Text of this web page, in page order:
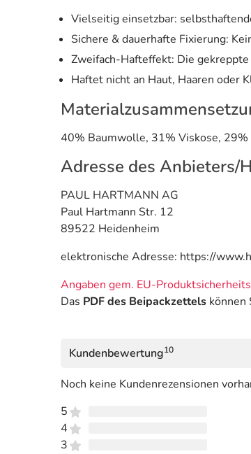
Vielseitig einsetzbar:
Sichere & dauerhafte Fixierung:
Zweifach-Hafteffekt: Die
Haftet nicht an Haut, Haaren oder
40% Baumwolle, 31% Viskose, 29%
Adresse des Anbieters/
PAUL HARTMANN AG
Paul Hartmann Str. 12
89522 Heidenheim
elektronische Adresse: https://
Angaben gem. EU-
Das PDF des Beipackzettels können
Kundenbewertung10
Noch keine Kundenrezensionen
5
4
3